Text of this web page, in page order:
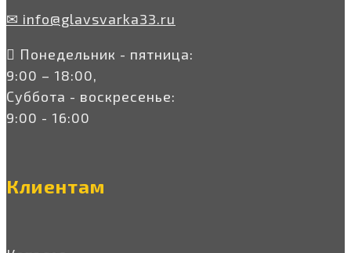
✉ info@glavsvarka33.ru
Понедельник - пятница:
9:00 – 18:00,
Суббота - воскресенье:
9:00 - 16:00
Клиентам